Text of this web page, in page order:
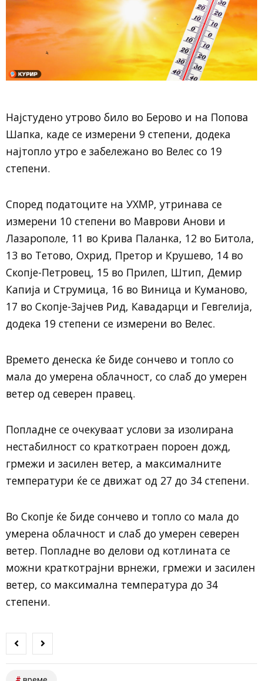
Најстудено утрово било во Берово и на Попова
Шапка, каде се измерени 9 степени, додека
најтопло утро е забележано во Велес со 19
степени.
Според податоците на УХМР, утринава се
измерени 10 степени во Маврови Анови и
Лазарополе, 11 во Крива Паланка, 12 во Битола,
13 во Тетово, Охрид, Претор и Крушево, 14 во
Скопје-Петровец, 15 во Прилеп, Штип, Демир
Капија и Струмица, 16 во Виница и Куманово,
17 во Скопје-Зајчев Рид, Кавадарци и Гевгелија,
додека 19 степени се измерени во Велес.
Времето денеска ќе биде сончево и топло со
мала до умерена облачност, со слаб до умерен
ветер од северен правец.
Попладне се очекуваат услови за изолирана
нестабилност со краткотраен пороен дожд,
грмежи и засилен ветер, а максималните
температури ќе се движат од 27 до 34 степени.
Во Скопје ќе биде сончево и топло со мала до
умерена облачност и слаб до умерен северен
ветер. Попладне во делови од котлината се
можни краткотрајни врнежи, грмежи и засилен
ветер, со максимална температура до 34
степени.